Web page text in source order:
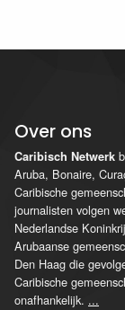
Over ons
Caribisch Netwerk
Aruba, Bonaire,
Caribische
journalisten volgen
Nederlandse
Arubaanse
Den Haag die
Caribische
onafhankelijk. ...